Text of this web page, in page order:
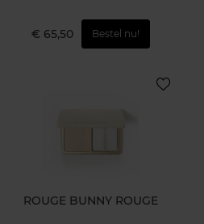
€ 65,50 Bestel nu!
ROUGE BUNNY ROUGE